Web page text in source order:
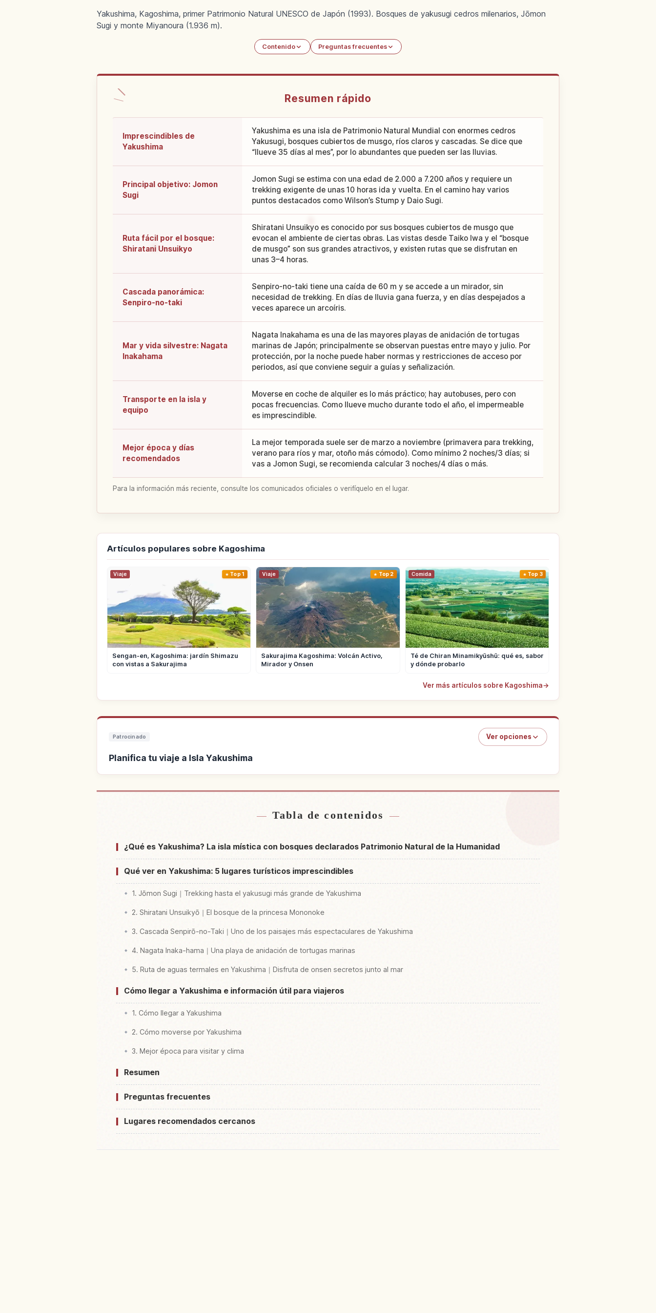
Yakushima, Kagoshima, primer Patrimonio Natural UNESCO de Japón (1993). Bosques de yakusugi cedros milenarios, Jōmon
Sugi y monte Miyanoura (1.936 m).
Contenido Preguntas frecuentes
Resumen rápido
Imprescindibles de
Yakushima
Yakushima es una isla de Patrimonio Natural Mundial con enormes cedros
Yakusugi, bosques cubiertos de musgo, ríos claros y cascadas. Se dice que
“llueve 35 días al mes”, por lo abundantes que pueden ser las lluvias.
Principal objetivo: Jomon
Sugi
Jomon Sugi se estima con una edad de 2.000 a 7.200 años y requiere un
trekking exigente de unas 10 horas ida y vuelta. En el camino hay varios
puntos destacados como Wilson’s Stump y Daio Sugi.
Ruta fácil por el bosque:
Shiratani Unsuikyo
Shiratani Unsuikyo es conocido por sus bosques cubiertos de musgo que
evocan el ambiente de ciertas obras. Las vistas desde Taiko Iwa y el “bosque
de musgo” son sus grandes atractivos, y existen rutas que se disfrutan en
unas 3–4 horas.
Cascada panorámica:
Senpiro-no-taki
Senpiro-no-taki tiene una caída de 60 m y se accede a un mirador, sin
necesidad de trekking. En días de lluvia gana fuerza, y en días despejados a
veces aparece un arcoíris.
Mar y vida silvestre: Nagata
Inakahama
Nagata Inakahama es una de las mayores playas de anidación de tortugas
marinas de Japón; principalmente se observan puestas entre mayo y julio. Por
protección, por la noche puede haber normas y restricciones de acceso por
periodos, así que conviene seguir a guías y señalización.
Transporte en la isla y
equipo
Moverse en coche de alquiler es lo más práctico; hay autobuses, pero con
pocas frecuencias. Como llueve mucho durante todo el año, el impermeable
es imprescindible.
Mejor época y días
recomendados
La mejor temporada suele ser de marzo a noviembre (primavera para trekking,
verano para ríos y mar, otoño más cómodo). Como mínimo 2 noches/3 días; si
vas a Jomon Sugi, se recomienda calcular 3 noches/4 días o más.
Para la información más reciente, consulte los comunicados oficiales o verifíquelo en el lugar.
Artículos populares sobre Kagoshima
Viaje Top 1
Sengan-en, Kagoshima: jardín Shimazu
con vistas a Sakurajima
Viaje Top 2
Sakurajima Kagoshima: Volcán Activo,
Mirador y Onsen
Comida Top 3
Té de Chiran Minamikyūshū: qué es, sabor
y dónde probarlo
Ver más artículos sobre Kagoshima→
Patrocinado Ver opciones
Planifica tu viaje a Isla Yakushima
Tabla de contenidos
¿Qué es Yakushima? La isla mística con bosques declarados Patrimonio Natural de la Humanidad
Qué ver en Yakushima: 5 lugares turísticos imprescindibles
1. Jōmon Sugi｜Trekking hasta el yakusugi más grande de Yakushima
2. Shiratani Unsuikyō｜El bosque de la princesa Mononoke
3. Cascada Senpirō-no-Taki｜Uno de los paisajes más espectaculares de Yakushima
4. Nagata Inaka-hama｜Una playa de anidación de tortugas marinas
5. Ruta de aguas termales en Yakushima｜Disfruta de onsen secretos junto al mar
Cómo llegar a Yakushima e información útil para viajeros
1. Cómo llegar a Yakushima
2. Cómo moverse por Yakushima
3. Mejor época para visitar y clima
Resumen
Preguntas frecuentes
Lugares recomendados cercanos